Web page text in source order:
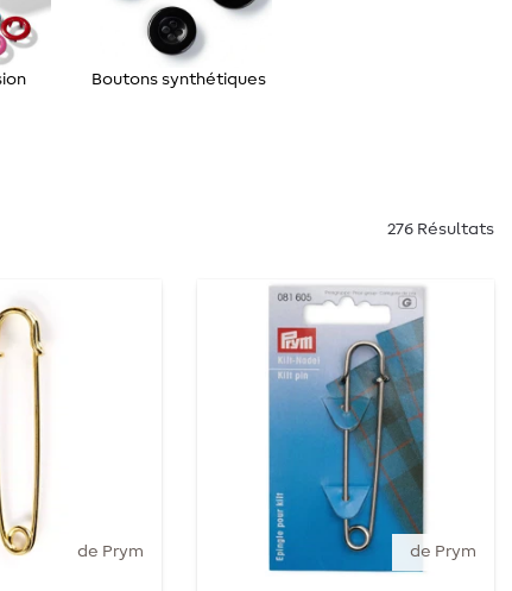
Boutons synthétiques
276 Résultats
de Prym de Prym